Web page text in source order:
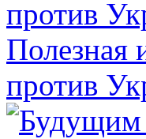
Полезная
против